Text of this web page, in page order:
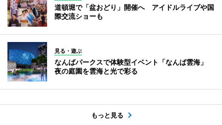
道頓堀で「盆おどり」開催へ アイドルライブや国
際交流ショーも
見る・遊ぶ
なんばパークスで体験型イベント「なんば雲海」
夜の庭園を雲海と光で彩る
もっと見る